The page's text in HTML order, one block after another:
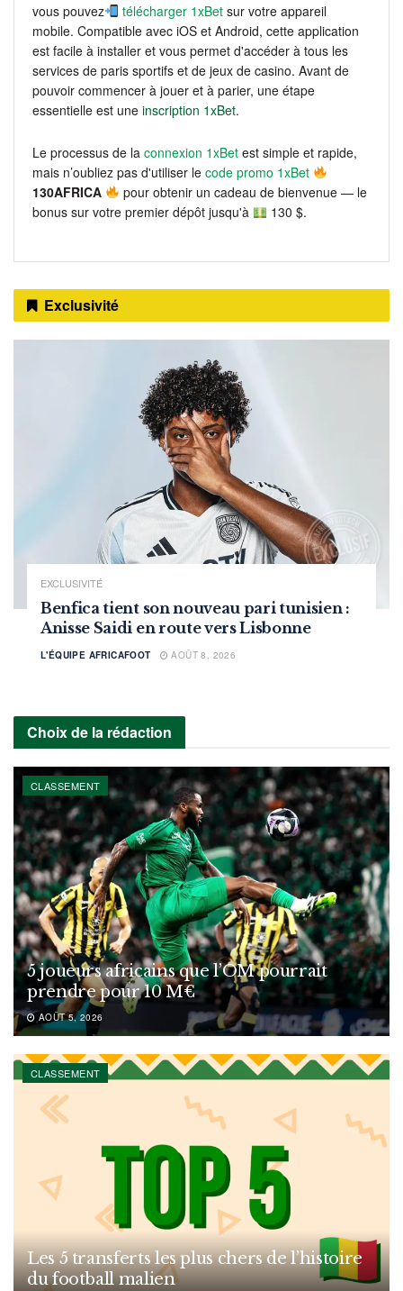
vous pouvez
télécharger 1xBet sur votre appareil
mobile. Compatible avec iOS et Android, cette application
est facile à installer et vous permet d'accéder à tous les
services de paris sportifs et de jeux de casino. Avant de
pouvoir commencer à jouer et à parier, une étape
essentielle est une inscription 1xBet.
Le processus de la connexion 1xBet est simple et rapide,
mais n’oubliez pas d'utiliser le code promo 1xBet
130AFRICA
pour obtenir un cadeau de bienvenue — le
bonus sur votre premier dépôt jusqu'à
130 $.
Exclusivité
EXCLUSIVITÉ
Benfica tient son nouveau pari tunisien :
Anisse Saidi en route vers Lisbonne
L'ÉQUIPE AFRICAFOOT AOÛT 8, 2026
Choix de la rédaction
CLASSEMENT
5 joueurs africains que l’OM pourrait
prendre pour 10 M€
AOÛT 5, 2026
CLASSEMENT
Les 5 transferts les plus chers de l’histoire
du football malien